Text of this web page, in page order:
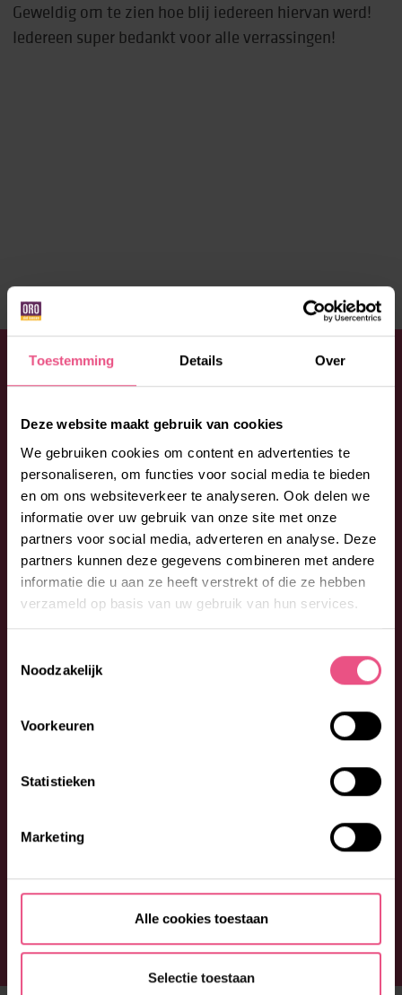
Toestemming Details Over
Deze website maakt gebruik van cookies
We gebruiken cookies om content en advertenties te
personaliseren, om functies voor social media te bieden
en om ons websiteverkeer te analyseren. Ook delen we
informatie over uw gebruik van onze site met onze
partners voor social media, adverteren en analyse. Deze
partners kunnen deze gegevens combineren met andere
informatie die u aan ze heeft verstrekt of die ze hebben
verzameld op basis van uw gebruik van hun services.
Noodzakelijk
Voorkeuren
Statistieken
Marketing
Alle cookies toestaan
Selectie toestaan
Geweldig om te zien hoe blij iedereen hiervan werd!
Iedereen super bedankt voor alle verrassingen!
HEB JE EEN VRAAG?
53 00 53of vul onderstaand formulier in. We
begeleiden je graag bij jouw vragen en wensen.